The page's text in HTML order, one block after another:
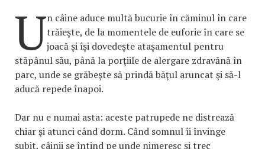
Un câine aduce multă bucurie în căminul în care
trăieşte, de la momentele de euforie în care se
joacă şi îşi dovedeşte ataşamentul pentru
stăpânul său, până la porţiile de alergare zdravănă în
parc, unde se grăbeşte să prindă băţul aruncat şi să-l
aducă repede înapoi.
Dar nu e numai asta: aceste patrupede ne distrează
chiar şi atunci când dorm. Când somnul îi învinge
subit, câinii se întind pe unde nimeresc şi trec